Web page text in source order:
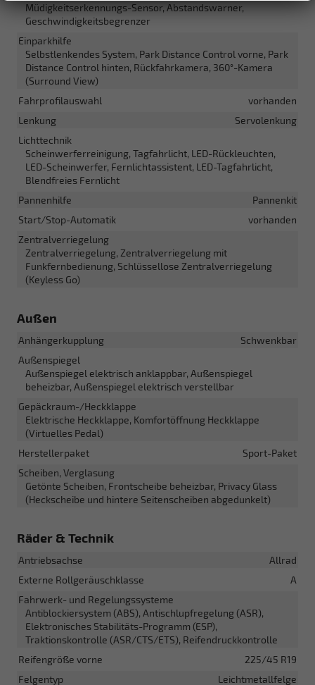
Müdigkeitserkennungs-Sensor, Abstandswarner,
Geschwindigkeitsbegrenzer
Einparkhilfe
Selbstlenkendes System, Park Distance Control vorne, Park
Distance Control hinten, Rückfahrkamera, 360°-Kamera
(Surround View)
Fahrprofilauswahl
vorhanden
Lenkung
Servolenkung
Lichttechnik
Scheinwerferreinigung, Tagfahrlicht, LED-Rückleuchten,
LED-Scheinwerfer, Fernlichtassistent, LED-Tagfahrlicht,
Blendfreies Fernlicht
Pannenhilfe
Pannenkit
Start/Stop-Automatik
vorhanden
Zentralverriegelung
Zentralverriegelung, Zentralverriegelung mit
Funkfernbedienung, Schlüssellose Zentralverriegelung
(Keyless Go)
Außen
Anhängerkupplung
Schwenkbar
Außenspiegel
Außenspiegel elektrisch anklappbar, Außenspiegel
beheizbar, Außenspiegel elektrisch verstellbar
Gepäckraum-/Heckklappe
Elektrische Heckklappe, Komfortöffnung Heckklappe
(Virtuelles Pedal)
Herstellerpaket
Sport-Paket
Scheiben, Verglasung
Getönte Scheiben, Frontscheibe beheizbar, Privacy Glass
(Heckscheibe und hintere Seitenscheiben abgedunkelt)
Räder & Technik
Antriebsachse
Allrad
Externe Rollgeräuschklasse
A
Fahrwerk- und Regelungssysteme
Antiblockiersystem (ABS), Antischlupfregelung (ASR),
Elektronisches Stabilitäts-Programm (ESP),
Traktionskontrolle (ASR/CTS/ETS), Reifendruckkontrolle
Reifengröße vorne
225/45 R19
Felgentyp
Leichtmetallfelge